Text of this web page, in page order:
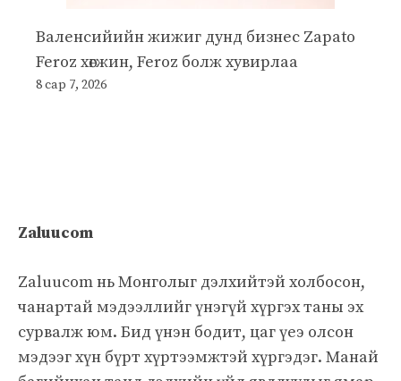
Валенсийийн жижиг дунд бизнес Zapato
Feroz хөгжин, Feroz болж хувирлаа
8 сар 7, 2026
Zaluucom
Zaluucom нь Монголыг дэлхийтэй холбосон,
чанартай мэдээллийг үнэгүй хүргэх таны эх
сурвалж юм. Бид үнэн бодит, цаг үеэ олсон
мэдээг хүн бүрт хүртээмжтэй хүргэдэг. Манай